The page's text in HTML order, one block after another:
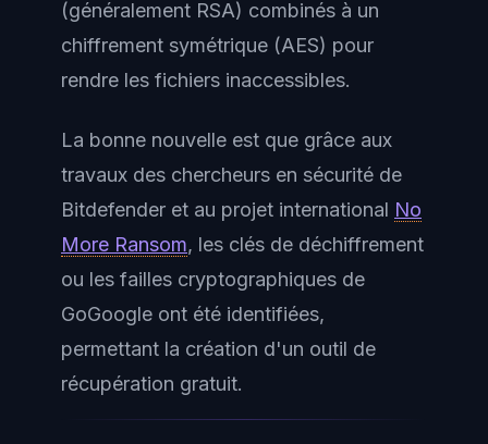
(généralement RSA) combinés à un
chiffrement symétrique (AES) pour
rendre les fichiers inaccessibles.
La bonne nouvelle est que grâce aux
travaux des chercheurs en sécurité de
Bitdefender et au projet international No
More Ransom, les clés de déchiffrement
ou les failles cryptographiques de
GoGoogle ont été identifiées,
permettant la création d'un outil de
récupération gratuit.